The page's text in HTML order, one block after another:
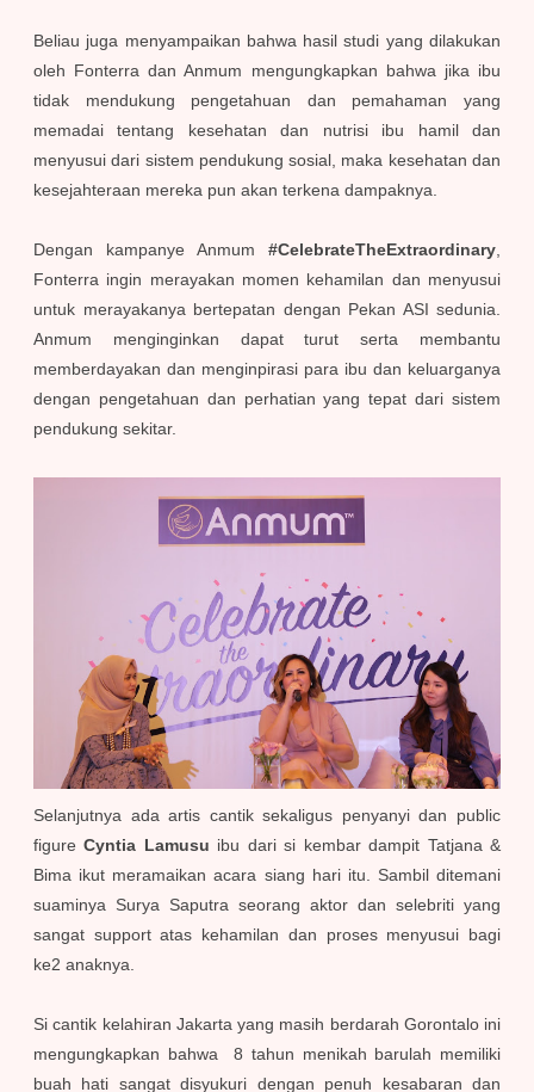
Beliau juga menyampaikan bahwa hasil studi yang dilakukan
oleh Fonterra dan Anmum mengungkapkan bahwa jika ibu
tidak mendukung pengetahuan dan pemahaman yang
memadai tentang kesehatan dan nutrisi ibu hamil dan
menyusui dari sistem pendukung sosial, maka kesehatan dan
kesejahteraan mereka pun akan terkena dampaknya.
Dengan kampanye Anmum #CelebrateTheExtraordinary
Fonterra ingin merayakan momen kehamilan dan menyusui
untuk merayakanya bertepatan dengan Pekan ASI sedunia.
Anmum menginginkan dapat turut serta membantu
memberdayakan dan menginpirasi para ibu dan keluarganya
dengan pengetahuan dan perhatian yang tepat dari sistem
pendukung sekitar.
Selanjutnya ada artis cantik sekaligus penyanyi dan public
figureCyntia Lamusu ibu dari si kembar dampit Tatjana &
Bima ikut meramaikan acara siang hari itu. Sambil ditemani
suaminya Surya Saputra seorang aktor dan selebriti yang
sangat support atas kehamilan dan proses menyusui bagi
ke2 anaknya.
Si cantik kelahiran Jakarta yang masih berdarah Gorontalo ini
mengungkapkan bahwa 8 tahun menikah barulah memiliki
buah hati sangat disyukuri dengan penuh kesabaran dan